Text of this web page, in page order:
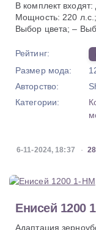
В комплект
Мощность: 220
Выбор цвета; –
Рейтинг:
Размер мода:
Авторство:
Категории:
6-11-2024, 18:37 28
Енисей 1200
Адаптация